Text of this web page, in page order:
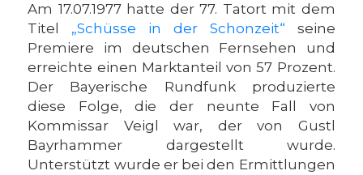
Am 17.07.1977 hatte der 77. Tatort mit dem
Titel „Schüsse in der Schonzeit“ seine
Premiere im deutschen Fernsehen und
erreichte einen Marktanteil von 57 Prozent.
Der Bayerische Rundfunk produzierte
diese Folge, die der neunte Fall von
Kommissar Veigl war, der von Gustl
Bayrhammer dargestellt wurde.
Unterstützt wurde er bei den Ermittlungen